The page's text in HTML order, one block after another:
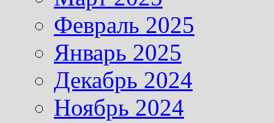
Февраль 2025
Январь 2025
Декабрь 2024
Ноябрь 2024